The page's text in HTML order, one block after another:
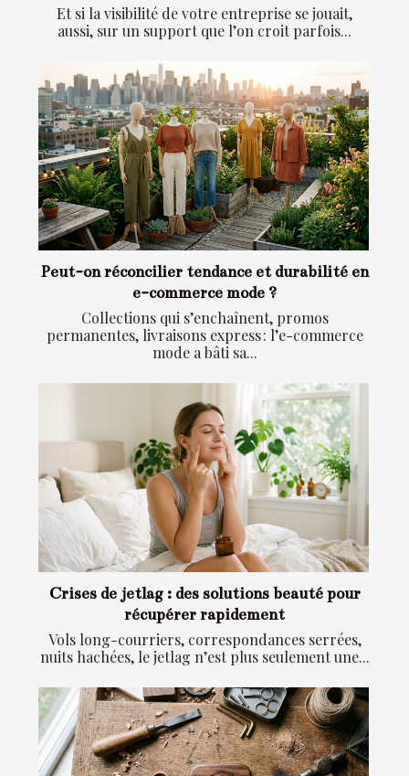
Et si la visibilité de votre entreprise se jouait,
aussi, sur un support que l’on croit parfois...
Peut-on réconcilier tendance et durabilité en
e-commerce mode ?
Collections qui s’enchaînent, promos
permanentes, livraisons express : l’e-commerce
mode a bâti sa...
Crises de jetlag : des solutions beauté pour
récupérer rapidement
Vols long-courriers, correspondances serrées,
nuits hachées, le jetlag n’est plus seulement une...